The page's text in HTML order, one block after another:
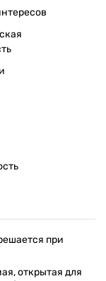
при
открытая для